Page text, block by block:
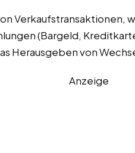
Verkaufstransaktionen,
(Bargeld,
Herausgeben von
Anzeige